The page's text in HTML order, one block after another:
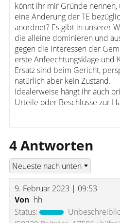
könnt ihr mir Gründe
eine Änderung der TE
anordnet? Es gibt in unserer
die alleine dominieren und
gegen die Interessen der
erste Anfeechtungsklage und
Ersatz sind beim Gericht,
natürlich aber kein Zustand.
Idealerweise hängt ihr auch
Urteile oder Beschlüsse zur
4 Antworten
9. Februar 2023 | 09:53
Von hh
Status: